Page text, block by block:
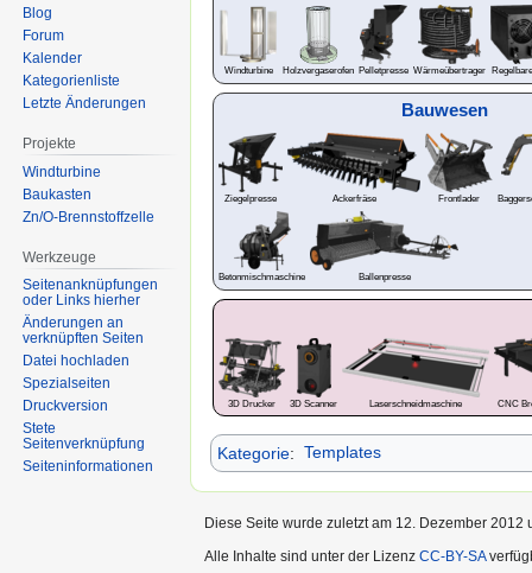
Windturbine Holzvergaserofen Pelletpresse Wärmeübertrager
Bauwesen
Ziegelpresse Ackerfräse Frontlader
Betonmischmaschine Ballenpresse
3D Drucker 3D Scanner Laserschneidmaschine CNC
Kategorie: Templates
Blog
Forum
Kalender
Kategorienliste
Letzte Änderungen
Projekte
Windturbine
Baukasten
Zn/O-Brennstoffzelle
Werkzeuge
Seitenanknüpfungen
oder Links hierher
Änderungen an
verknüpften Seiten
Datei hochladen
Spezialseiten
Druckversion
Stete
Seitenverknüpfung
Seiten­informationen
Diese Seite wurde zuletzt am 12. Dezember 2012
Alle Inhalte sind unter der Lizenz CC-BY-SA